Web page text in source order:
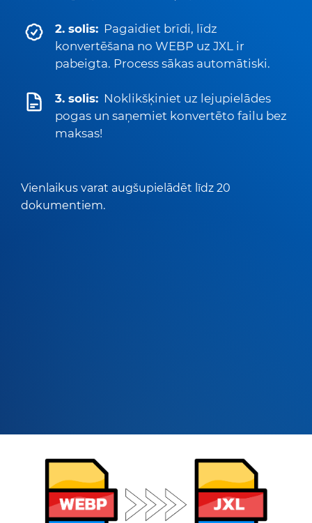
2. solis: Pagaidiet brīdi, līdz
konvertēšana no WEBP uz JXL ir
pabeigta. Process sākas automātiski.
3. solis: Noklikšķiniet uz lejupielādes
pogas un saņemiet konvertēto failu bez
maksas!
Vienlaikus varat augšupielādēt līdz 20
dokumentiem.